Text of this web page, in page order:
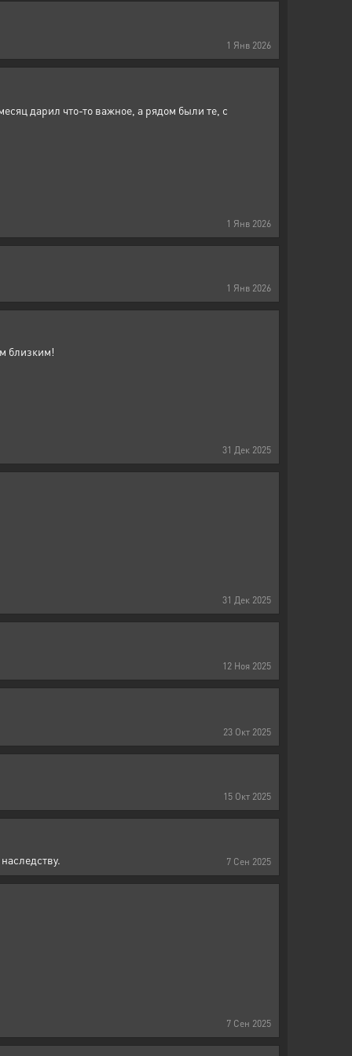
1 Янв 2026
1 Янв 2026
дарил что-то важное, а рядом были те, с
1 Янв 2026
31 Дек 2025
близким!
31 Дек 2025
12 Ноя 2025
23 Окт 2025
15 Окт 2025
7 Сен 2025
7 Сен 2025